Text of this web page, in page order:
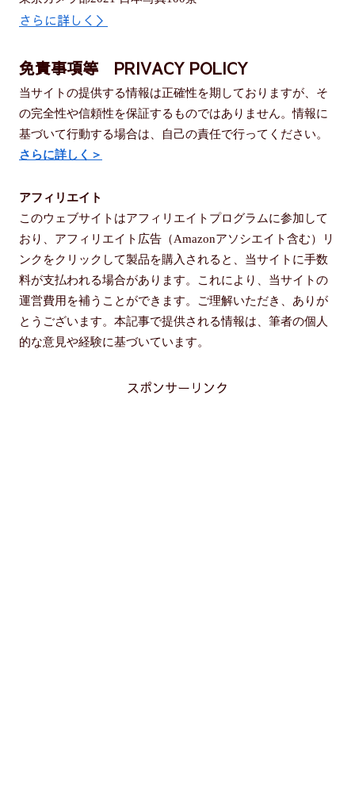
さらに詳しく＞
免責事項等 PRIVACY POLICY
当サイトの提供する情報は正確性を期しておりますが、そ
の完全性や信頼性を保証するものではありません。情報に
基づいて行動する場合は、自己の責任で行ってください。
さらに詳しく＞
アフィリエイト
このウェブサイトはアフィリエイトプログラムに参加して
おり、アフィリエイト広告（Amazonアソシエイト含む）リ
ンクをクリックして製品を購入されると、当サイトに手数
料が支払われる場合があります。これにより、当サイトの
運営費用を補うことができます。ご理解いただき、ありが
とうございます。本記事で提供される情報は、筆者の個人
的な意見や経験に基づいています。
スポンサーリンク